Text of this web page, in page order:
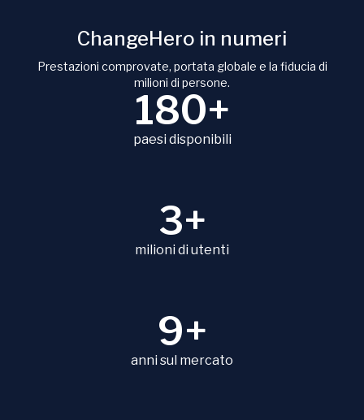
ChangeHero in numeri
Prestazioni comprovate, portata globale e la fiducia di
milioni di persone.
180+
paesi disponibili
3+
milioni di utenti
9+
anni sul mercato